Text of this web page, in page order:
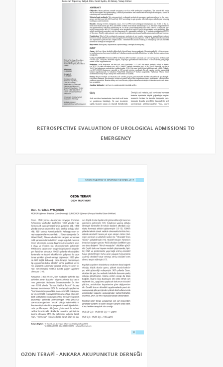
RETROSPECTIVE EVALUATION OF UROLOGICAL ADMISSIONS TO
EMERGENCY
OZON TERAPİ - ANKARA AKUPUNKTUR DERNEĞI